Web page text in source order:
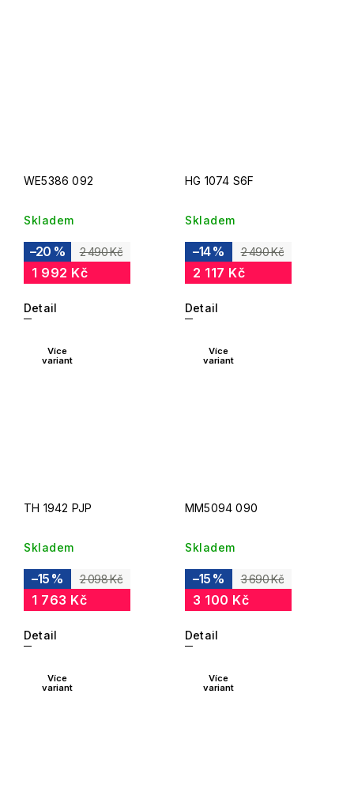
WE5386 092
Skladem
2 490 Kč
–20 %
1 992 Kč
Detail
HG 1074 S6F
Skladem
2 490 Kč
–14 %
2 117 Kč
Detail
Více
variant
TH 1942 PJP
Skladem
2 098 Kč
–15 %
1 763 Kč
Detail
Více
variant
MM5094 090
Skladem
3 690 Kč
–15 %
3 100 Kč
Detail
Více
variant
Více
variant